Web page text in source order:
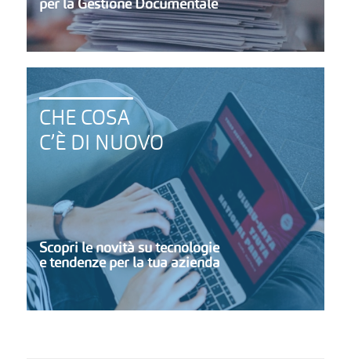
CHE COSA
C’È DI NUOVO
Scopri le novità su tecnologie
e tendenze per la tua azienda